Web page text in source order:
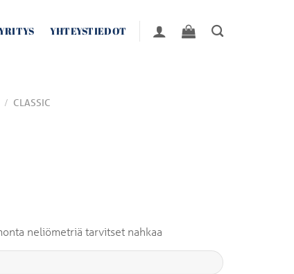
YHTEYSTIEDOT
/ CLASSIC
neliömetriä tarvitset nahkaa